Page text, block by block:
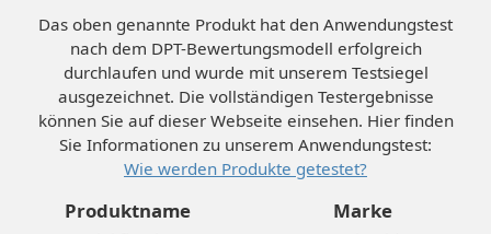
Das oben genannte Produkt hat den Anwendungstest
nach dem DPT-Bewertungsmodell erfolgreich
durchlaufen und wurde mit unserem Testsiegel
ausgezeichnet. Die vollständigen Testergebnisse
können Sie auf dieser Webseite einsehen. Hier finden
Sie Informationen zu unserem Anwendungstest:
Wie werden Produkte getestet?
Produktname Marke